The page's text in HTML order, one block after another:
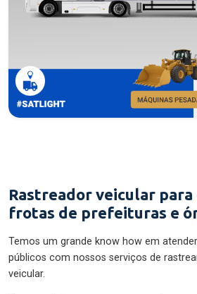
Rastreador veicular para
frotas de prefeituras e
Temos um grande know how em
públicos com nossos serviços de
veicular.